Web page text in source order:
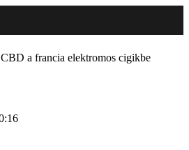
a francia elektromos cigikbe